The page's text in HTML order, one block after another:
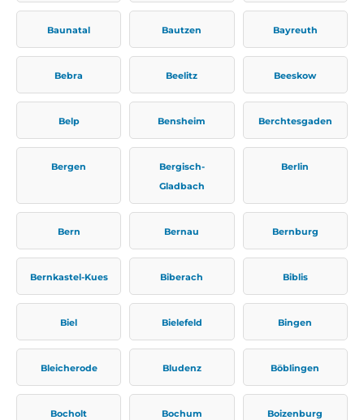
Baunatal Bautzen Bayreuth
Bebra Beelitz Beeskow
Belp Bensheim Berchtesgaden
Bergen
Bergisch-
Gladbach
Berlin
Bern Bernau Bernburg
Bernkastel-Kues Biberach Biblis
Biel Bielefeld Bingen
Bleicherode Bludenz Böblingen
Bocholt Bochum Boizenburg